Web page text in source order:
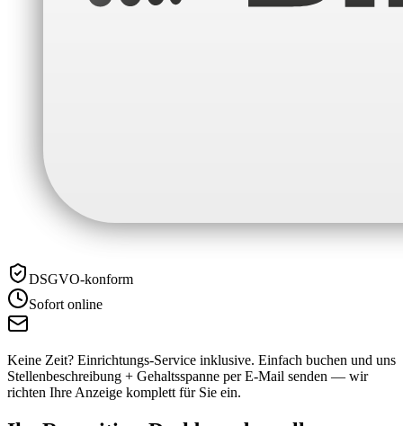
DSGVO-konform
Sofort online
Keine Zeit? Einrichtungs-Service inklusive. Einfach buchen und uns
Stellenbeschreibung + Gehaltsspanne per E-Mail senden — wir
richten Ihre Anzeige komplett für Sie ein.